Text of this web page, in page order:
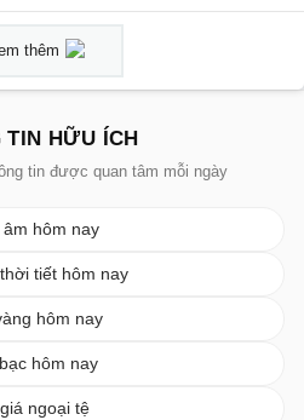
thêm
TIN HỮU ÍCH
tin được quan tâm mỗi ngày
âm hôm nay
tiết hôm nay
hôm nay
hôm nay
ngoại tệ